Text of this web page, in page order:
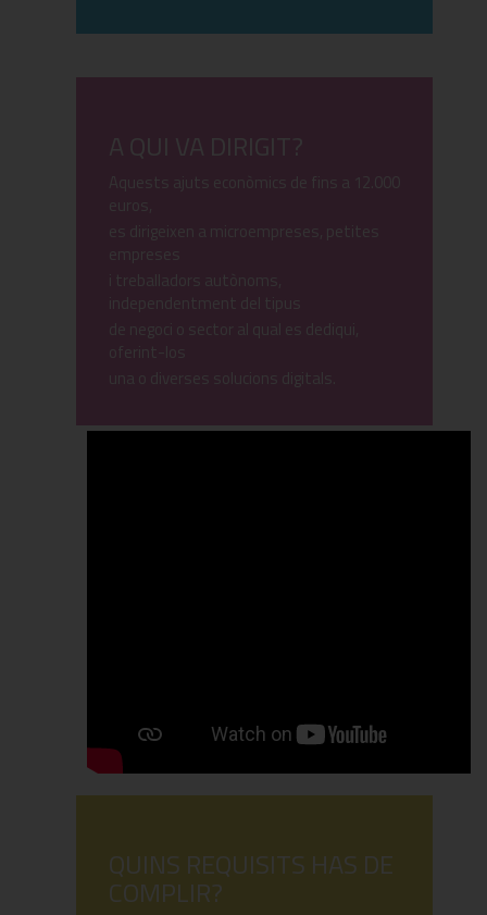
A QUI VA DIRIGIT?
Aquests ajuts econòmics de fins a 12.000
euros,
es dirigeixen a microempreses, petites
empreses
i treballadors autònoms,
independentment del tipus
de negoci o sector al qual es dediqui,
oferint-los
una o diverses solucions digitals.
QUINS REQUISITS HAS DE
COMPLIR?